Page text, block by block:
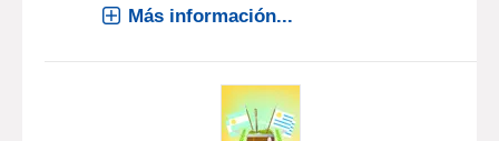
Más información...